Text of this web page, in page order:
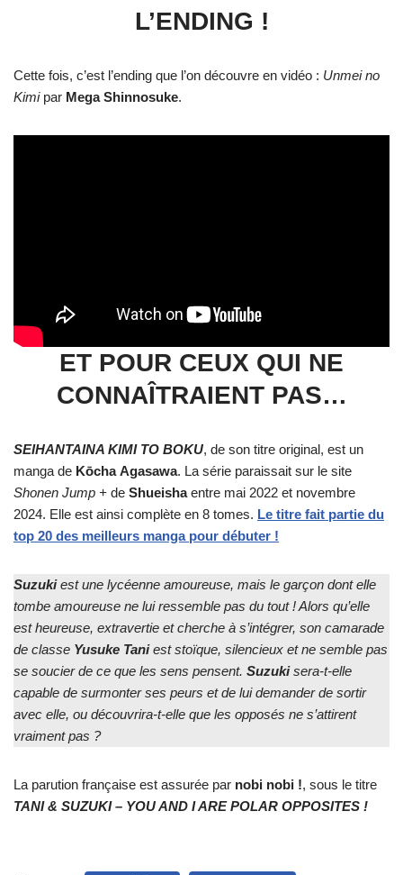
L’ENDING !
Cette fois, c’est l’ending que l’on découvre en vidéo : Unmei no
Kimipar Mega Shinnosuke.
ET POUR CEUX QUI NE
CONNAÎTRAIENT PAS…
SEIHANTAINA KIMI TO BOKU, de son titre original, est un
manga de Kōcha Agasawa. La série paraissait sur le site
Shonen Jump + de Shueishaentre mai 2022 et novembre
2024. Elle est ainsi complète en 8 tomes. Le titre fait partie du
top 20 des meilleurs manga pour débuter !
Suzukiest une lycéenne amoureuse, mais le garçon dont elle
tombe amoureuse ne lui ressemble pas du tout ! Alors qu’elle
est heureuse, extravertie et cherche à s’intégrer, son camarade
de classe Yusuke Taniest stoïque, silencieux et ne semble pas
se soucier de ce que les sens pensent. Suzukisera-t-elle
capable de surmonter ses peurs et de lui demander de sortir
avec elle, ou découvrira-t-elle que les opposés ne s’attirent
vraiment pas ?
La parution française est assurée par nobi nobi !, sous le titre
TANI & SUZUKI – YOU AND I ARE POLAR OPPOSITES !